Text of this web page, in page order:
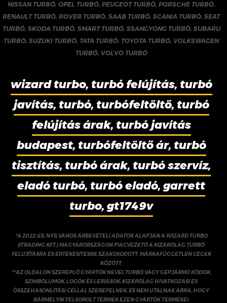
NISSAN TURBÓ, OPEL TURBÓ, PEUGEOT TURBÓ, PORSCHE TURBÓ,
RENAULT TURBÓ,ROVER TURBÓ,SAAB TURBÓ,SCANIA TURBÓ,SEAT
TURBÓ, SKODA TURBÓ, SMART TURBÓ, SSANGYONG TURBÓ, SUBARU
TURBÓ,SUZUKI TURBÓ, TATA TURBÓ, TOYOTA TURBÓ, VOLKSWAGEN
TURBÓ, VOLVO TURBÓ
wizard turbo, turbó felújítás, turbó
javítás, turbó, turbófeltöltő, turbó
felújítás árak, turbó javítás
budapest, turbófeltöltő ár, turbó
tisztítás, turbó árak, turbó szervíz,
eladó turbó, turbó eladó, garrett
turbo, gt1749v
*A 2022-ES, NYÍLVÁNOS ÁRBEVÉTELI ADATOK ALAPJÁN A WIZARD TURBO
(ITRADING KFT.) MAGYARORSZÁGON PIACVEZETŐ A KIZÁRÓLAG TURBÓ
FELÚJÍTÁSRA ÉS ÉRTÉKESÍTÉSRE SZAKOSODOTT, MÁRKAFÜGGETLEN CÉGEK
KÖZÖTT.
**AZ OLDALON SZEREPLŐ GYÁRTÓK NEVEI, TURBÓ VAGY GÉPJÁRMŰ KÓDOK,
SZIMBÓLUMOK, LOGÓK ÉS LEÍRÁSOK, KIZÁRÓLAG HIVATKOZÁSI ÉS
ÖSSZEHASONLÍTÁSI CÉLLAL SZEREPELNEK, ÉS NEM UTALNAK ARRA, HOGY
BÁRMELYIK FELSOROLT TERMÉK EZEN GYÁRTÓK TERMÉKEI.